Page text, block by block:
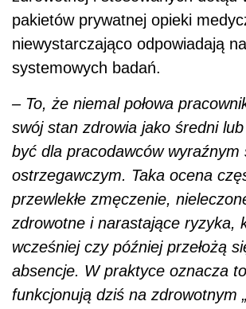
pakietów prywatnej opieki
niewystarczająco odpowiadają
systemowych badań.
– To, że niemal połowa
swój stan zdrowia jako średni lub
być dla pracodawców wyraźnym
ostrzegawczym. Taka ocena
przewlekłe zmęczenie,
zdrowotne i narastające ryzyka,
wcześniej czy później przełożą
absencje. W praktyce oznacza
funkcjonują dziś na zdrowotnym